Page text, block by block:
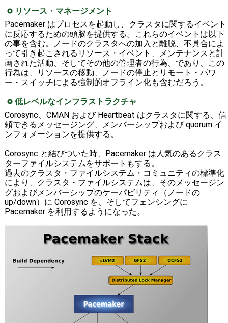
リソース・マネージメント
Pacemaker はプロセスを起動し、クラスタに関するイベント
に反応するための頭脳を提供する。これらのイベントは以下
の事を含む。ノードのクラスタへの加入と離脱、不具合によ
って引き起こされるリソース・イベント、メンテナンスと計
画された活動、そしてその他の管理者の行為、であり、この
行為は、リソースの移動、ノードの停止とリモート・パワ
ー・スイッチによる強制的オフライン化も含むだろう。
低レベルなインフラストラクチャ
Corosync、CMAN および Heartbeat はクラスタに関する、信
頼できるメッセージング、メンバーシップおよび quorum イ
ンフォメーションを提供する。
Corosync と結びついた時、Pacemaker は人気のあるクラス
ターファイルシステムをサポートもする。
過去のクラスタ・ファイルシステム・コミュニティの標準化
により、クラスタ・ファイルシステムは、そのメッセージン
グおよびメンバーシップのケーパビリティ（ノードの
up/down）に Corosync を、そしてフェンシングに
Pacemaker を利用するようになった。